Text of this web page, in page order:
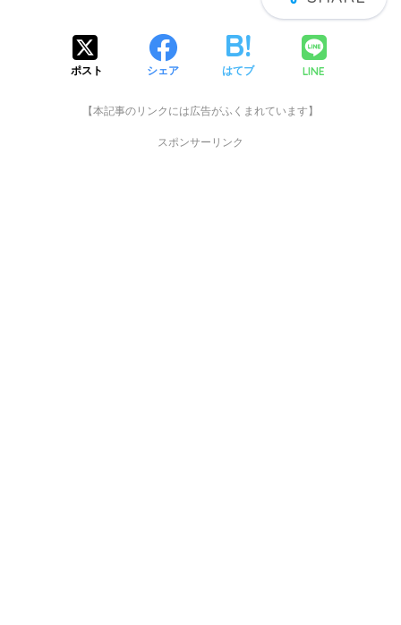
ポスト シェア はてブ LINE
【本記事のリンクには広告がふくまれています】
スポンサーリンク